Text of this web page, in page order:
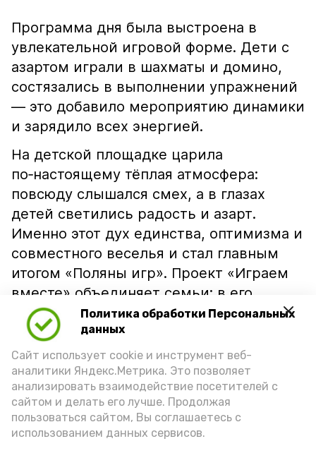
Политика обработки Персональных
данных
Сайт использует cookie и инструмент веб-
аналитики Яндекс.Метрика. Это позволяет
анализировать взаимодействие посетителей с
сайтом и делать его лучше. Продолжая
пользоваться сайтом, Вы соглашаетесь с
использованием данных сервисов.
Программа дня была выстроена в
увлекательной игровой форме. Дети с
азартом играли в шахматы и домино,
состязались в выполнении упражнений
— это добавило мероприятию динамики
и зарядило всех энергией.
На детской площадке царила
по‑настоящему тёплая атмосфера:
повсюду слышался смех, а в глазах
детей светились радость и азарт.
Именно этот дух единства, оптимизма и
совместного веселья и стал главным
итогом «Поляны игр». Проект «Играем
вместе» объединяет семьи: в его
рамках проходят игры, мастер‑классы,
творческие мероприятия.
«Совместный досуг помогает
наладить диалог между родителями
и детьми, укрепить семейные
отношения и подарить всем